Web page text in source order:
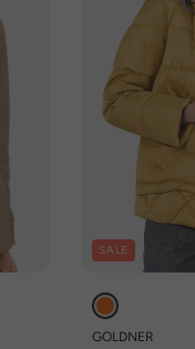
SALE
GOLDNER